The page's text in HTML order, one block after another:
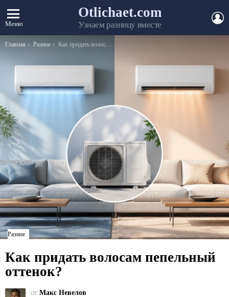
Меню
Otlichaet.com
Узнаем разницу вместе
Вы здесь:
Главная Разное Как придать волосам пепельный оттенок?
Разное
Как придать волосам пепельный
оттенок?
от Макс Невелов